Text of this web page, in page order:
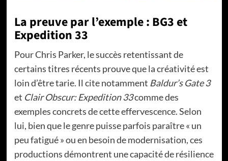
La preuve par l’exemple : BG3 et
Expedition 33
Pour Chris Parker, le succès retentissant de
certains titres récents prouve que la créativité est
loin d’être tarie. Il cite notamment Baldur’s Gate 3
et Clair Obscur: Expedition 33comme des
exemples concrets de cette effervescence. Selon
lui, bien que le genre puisse parfois paraître « un
peu fatigué » ou en besoin de modernisation, ces
productions démontrent une capacité de résilience